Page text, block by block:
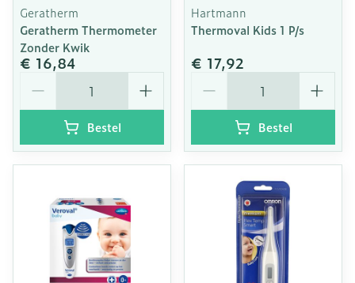
Geratherm
Geratherm Thermometer
Zonder Kwik
€ 16,84
Bestel
Hartmann
Thermoval Kids 1 P/s
€ 17,92
Bestel